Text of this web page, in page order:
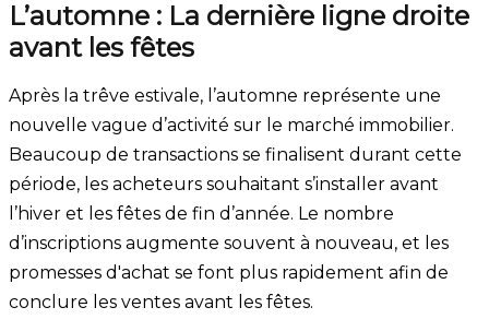
L’automne : La dernière ligne droite
avant les fêtes
Après la trêve estivale, l’automne représente une
nouvelle vague d’activité sur le marché immobilier.
Beaucoup de transactions se finalisent durant cette
période, les acheteurs souhaitant s’installer avant
l’hiver et les fêtes de fin d’année. Le nombre
d’inscriptions augmente souvent à nouveau, et les
promesses d'achat se font plus rapidement afin de
conclure les ventes avant les fêtes.